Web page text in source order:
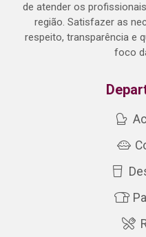
de atender os
região. Satisfazer as
respeito, transparência e
foco